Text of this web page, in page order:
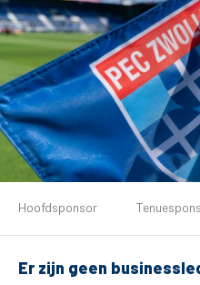
Tickets
Matchdays
Hoofdsponsor
Er zijn geen